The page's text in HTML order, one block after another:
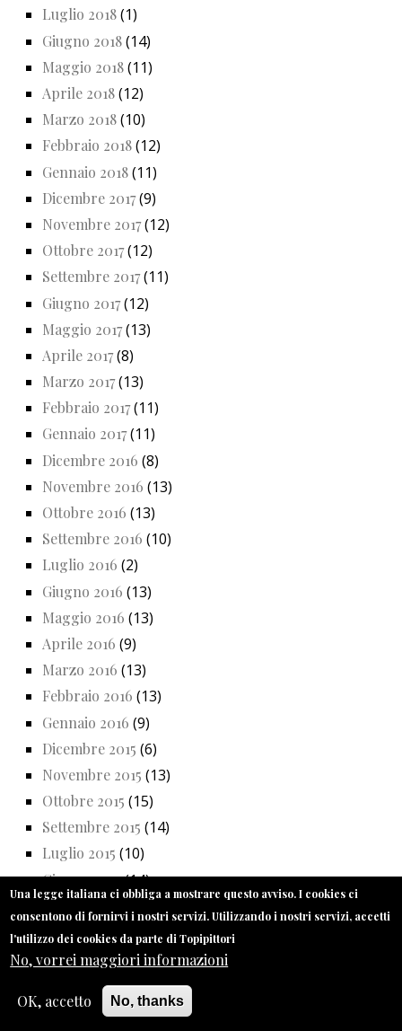
Luglio 2018(1)
Giugno 2018(14)
Maggio 2018(11)
Aprile 2018(12)
Marzo 2018(10)
Febbraio 2018(12)
Gennaio 2018(11)
Dicembre 2017(9)
Novembre 2017(12)
Ottobre 2017(12)
Settembre 2017(11)
Giugno 2017(12)
Maggio 2017(13)
Aprile 2017(8)
Marzo 2017(13)
Febbraio 2017(11)
Gennaio 2017(11)
Dicembre 2016 (8)
Novembre 2016 (13)
Ottobre 2016 (13)
Settembre 2016 (10)
Luglio 2016 (2)
Giugno 2016 (13)
Maggio 2016 (13)
Aprile 2016 (9)
Marzo 2016 (13)
Febbraio 2016 (13)
Gennaio 2016 (9)
Dicembre 2015 (6)
Novembre 2015 (13)
Ottobre 2015 (15)
Settembre 2015 (14)
Luglio 2015 (10)
Giugno 2015(14)
Maggio 2015 (14)
Aprile 2015 (14)
Marzo 2015(15)
Febbraio 2015(16)
Gennaio 2015(12)
Una legge italiana ci obbliga a mostrare questo avviso. I cookies ci
consentono di fornirvi i nostri servizi. Utilizzando i nostri servizi, accetti
l'utilizzo dei cookies da parte di Topipittori
No, vorrei maggiori informazioni
OK, accetto No, thanks